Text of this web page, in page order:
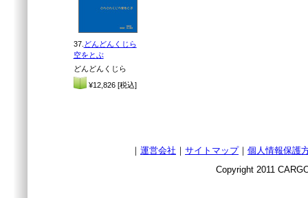
37. どんどんくじら
空をとぶ
どんどんくじら
¥12,826 [税込]
｜ 運営会社 ｜ サイトマップ｜ 個人情報保護
Copyright 2011